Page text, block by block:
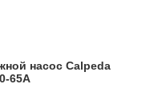
насос Calpeda
65A